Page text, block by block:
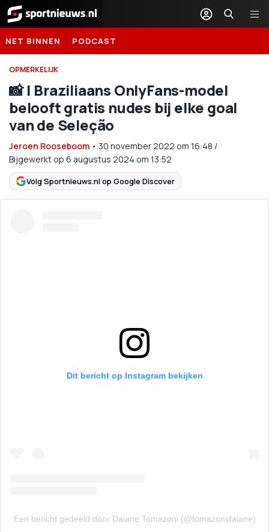
Sportnieuws.nl
NET BINNEN PODCAST
OPMERKELIJK
📸 | Braziliaans OnlyFans-model
belooft gratis nudes bij elke goal
van de Seleção
Jeroen Rooseboom • 30 november 2022 om 16:48 /
Bijgewerkt op 6 augustus 2024 om 13:52
Volg Sportnieuws.nl op Google Discover
Dit bericht op Instagram bekijken
Een bericht gedeeld door Daiane Tomazoni (@tomazonidaiane)